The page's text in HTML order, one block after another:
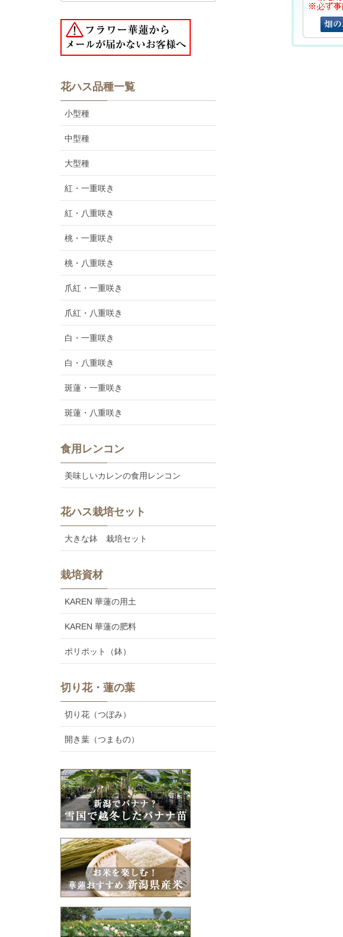
花ハス品種一覧
小型種
中型種
大型種
紅・一重咲き
紅・八重咲き
桃・一重咲き
桃・八重咲き
爪紅・一重咲き
爪紅・八重咲き
白・一重咲き
白・八重咲き
斑蓮・一重咲き
斑蓮・八重咲き
食用レンコン
美味しいカレンの食用レンコン
花ハス栽培セット
大きな鉢 栽培セット
栽培資材
KAREN 華蓮の用土
KAREN 華蓮の肥料
ポリポット（鉢）
切り花・蓮の葉
切り花（つぼみ）
開き葉（つまもの）